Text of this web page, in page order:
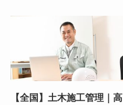
【全国】土木施工管理｜高